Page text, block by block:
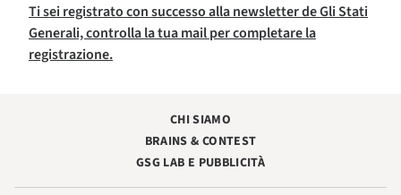
Ti sei registrato con successo alla newsletter de Gli Stati
Generali, controlla la tua mail per completare la
registrazione.
CHI SIAMO
BRAINS & CONTEST
GSG LAB E PUBBLICITÀ